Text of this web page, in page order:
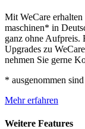
Mit WeCare
maschinen* in
ganz ohne Aufpreis.
Upgrades zu
nehmen Sie gerne
* ausgenommen
Mehr erfahren
Weitere Features